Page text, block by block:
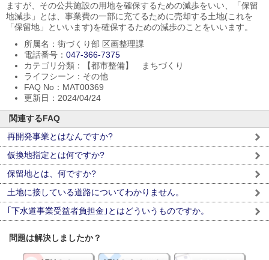
ますが、その公共施設の用地を確保するための減歩をいい、「保留
地減歩」とは、事業費の一部に充てるために売却する土地(これを
「保留地」といいます)を確保するための減歩のことをいいます。
所属名：街づくり部 区画整理課
電話番号： 047-366-7375
カテゴリ分類：【都市整備】 まちづくり
ライフシーン：その他
FAQ No：MAT00369
更新日：2024/04/24
関連するFAQ
再開発事業とはなんですか?
仮換地指定とは何ですか?
保留地とは、何ですか?
土地に接している道路についてわかりません。
｢下水道事業受益者負担金｣とはどういうものですか。
問題は解決しましたか？